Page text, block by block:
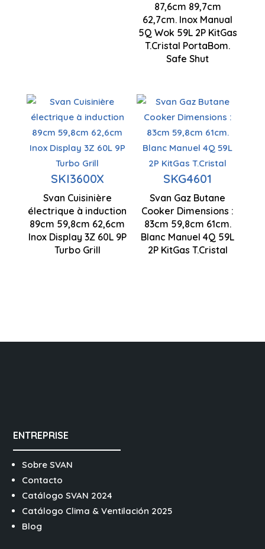
87,6cm 89,7cm
62,7cm. Inox Manual
5Q Wok 59L 2P KitGas
T.Cristal PortaBom.
Safe Shut
flamme
Capacité
59 litres
SKI3600X
Svan Cuisinière
électrique à induction
89cm 59,8cm 62,6cm
Inox Display 3Z 60L 9P
Turbo Grill
Table de
cuisson à
induction
Contrôle
de
l'affichage
par LED
Zones de
cuisson 3
Capacité
de 60 litres
890 x 598 x
626 mm
SKG4601
Svan Gaz Butane
Cooker Dimensions :
83cm 59,8cm 61cm.
Blanc Manuel 4Q 59L
2P KitGas T.Cristal
Gaz butane
Contrôle
manuel
Zones de
cuisson 4
Capacité
59 litres
ENTREPRISE
Sobre SVAN
Contacto
Catálogo SVAN 2024
Catálogo Clima & Ventilación 2025
Blog